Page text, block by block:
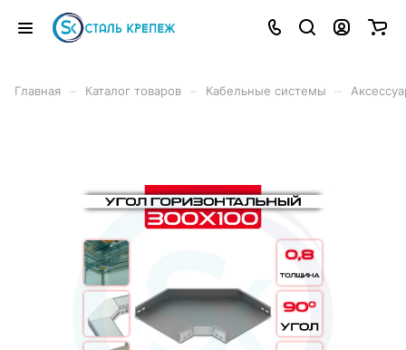
Главная Каталог товаров Кабельные системы